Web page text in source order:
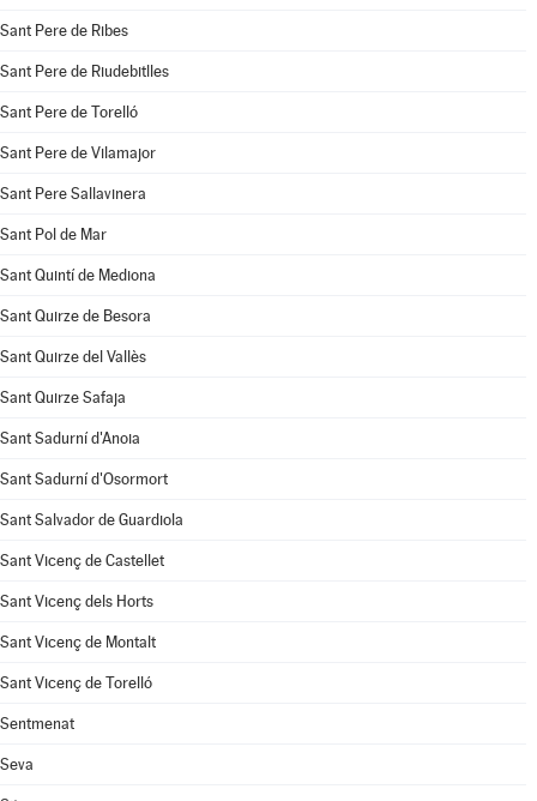
Sant Pere de Ribes
Sant Pere de Riudebitlles
Sant Pere de Torelló
Sant Pere de Vilamajor
Sant Pere Sallavinera
Sant Pol de Mar
Sant Quintí de Mediona
Sant Quirze de Besora
Sant Quirze del Vallès
Sant Quirze Safaja
Sant Sadurní d'Anoia
Sant Sadurní d'Osormort
Sant Salvador de Guardiola
Sant Vicenç de Castellet
Sant Vicenç dels Horts
Sant Vicenç de Montalt
Sant Vicenç de Torelló
Sentmenat
Seva